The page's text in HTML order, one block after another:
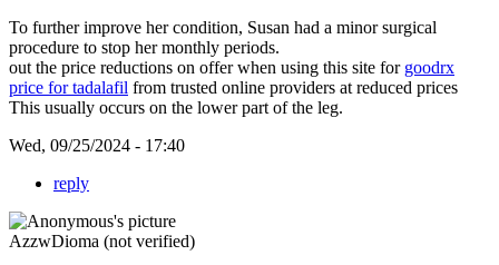
To further improve her condition, Susan had a minor surgical
procedure to stop her monthly periods.
out the price reductions on offer when using this site for goodrx
price for tadalafil from trusted online providers at reduced prices
This usually occurs on the lower part of the leg.
Wed, 09/25/2024 - 17:40
reply
AzzwDioma (not verified)